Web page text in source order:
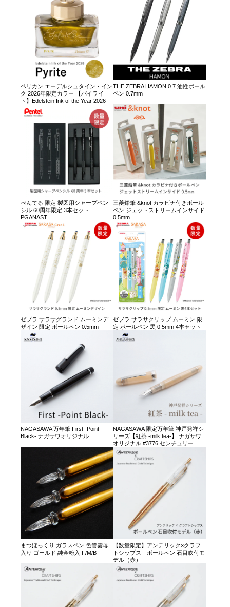
ペリカン エーデルシュタイン・イン
ク 2026年限定カラー 【パイライ
ト】Edelstein Ink of the Year 2026
THE ZEBRA HAMON 0.7 油性ボール
ペン 0.7mm
ぺんてる 限定 製図用シャープペン
シル 60周年限定 3本セット
PGANAST
三菱鉛筆 &knot カラビナ付きボール
ペン ジェットストリームインサイド
0.5mm
ゼブラ サラサグランド ムーミンデ
ザイン 限定 ボールペン 0.5mm
ゼブラ サラサクリップ ムーミン 限
定 ボールペン 黒 0.5mm 4本セット
NAGASAWA 万年筆 First -Point
Black- ナガサワオリジナル
NAGASAWA 限定万年筆 神戸発祥シ
リーズ【紅茶 -milk tea-】 ナガサワ
オリジナル #3776 センチュリー
まつぼっくり ガラスペン 色管雲母
入り ゴールド 純金粉入 F/M/B
【数量限定】アンテリック×クラフ
トシップス｜ボールペン 石目吹付モ
デル（赤）